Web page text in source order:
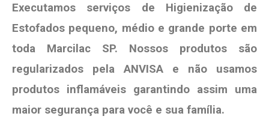
Executamos serviços de Higienização de
Estofados pequeno, médio e grande porte em
toda Marcilac SP. Nossos produtos são
regularizados pela ANVISA e não usamos
produtos inflamáveis garantindo assim uma
maior segurança para você e sua família.